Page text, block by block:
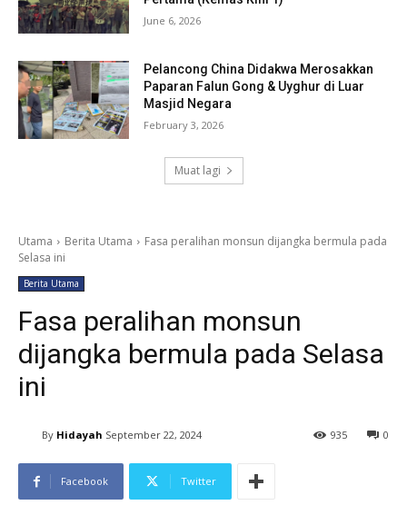
June 6, 2026
Pelancong China Didakwa Merosakkan
Paparan Falun Gong & Uyghur di Luar
Masjid Negara
February 3, 2026
Muat lagi